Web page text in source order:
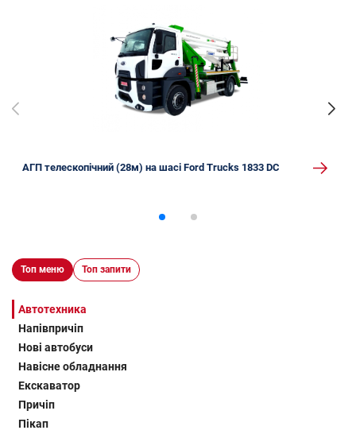
АГП телескопічний (28м) на шасі Ford Trucks 1833 DC
Топ меню Топ запити
Автотехника
Напівпричіп
Нові автобуси
Навісне обладнання
Екскаватор
Причіп
Пікап